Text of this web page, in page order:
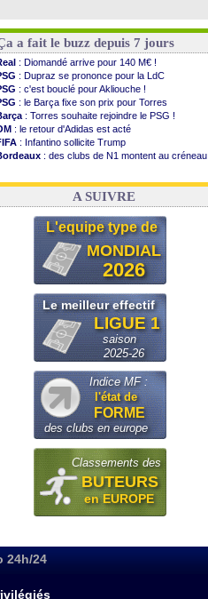
a fait le buzz depuis 7 jours
: Diomandé arrive pour 140 M€ !
: Dupraz se prononce pour la LdC
: c'est bouclé pour Akliouche !
: le Barça fixe son prix pour Torres
: Torres souhaite rejoindre le PSG !
: le retour d'Adidas est acté
: Infantino sollicite Trump
: des clubs de N1 montent au créneau
: le démenti de Leipzig pour Diomandé
A SUIVRE
L'equipe type de
MONDIAL
2026
Le meilleur effectif
LIGUE 1
saison
2025-26
Indice MF :
l'état de
FORME
des clubs en europe
Classements des
BUTEURS
en EUROPE
24h/24